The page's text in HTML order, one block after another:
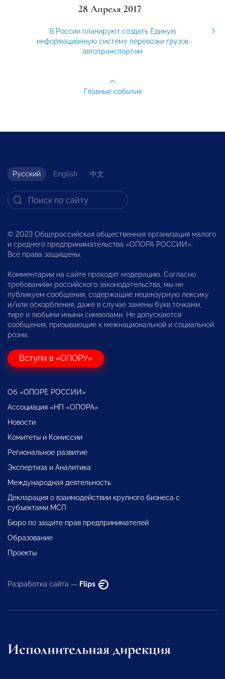
28 Апреля 2017
В России планируют создать Единую
информационную систему перевозки грузов
автотранспортом
Главные события
Русский English 中文
© 2023 Общероссийская общественная организация малого
и среднего предпринимательства «ОПОРА РОССИИ».
Все права защищены.
Комментарии на сайте проходят модерацию. Согласно
требованиям российского законодательства, мы не
публикуем сообщения, содержащие нецензурную лексику
и/или оскорбления, даже в случае замены букв точками,
тире и любыми иными символами. Не допускаются
сообщения, призывающие к межнациональной и социальной
розни.
Вступи в «ОПОРУ»
Об «ОПОРЕ РОССИИ»
Ассоциация «НП «ОПОРА»
Новости
Комитеты и Комиссии
Региональное развитие
Экспертиза и Аналитика
Международная деятельность
Декларация о взаимодействии крупного бизнеса с
субъектами МСП
Бюро по защите прав предпринимателей
Образование
Проекты
Разработка сайта — Flips
Исполнительная дирекция